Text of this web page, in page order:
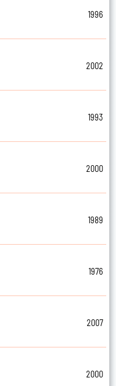
1996
2002
1993
2000
1989
1976
2007
2000